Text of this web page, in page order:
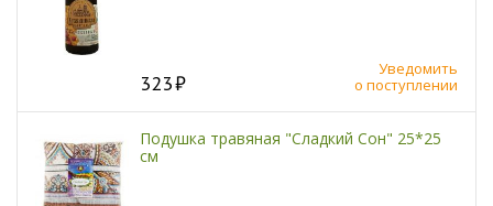
323
Уведомить
о поступлении
Подушка травяная "Сладкий Сон" 25*25
см